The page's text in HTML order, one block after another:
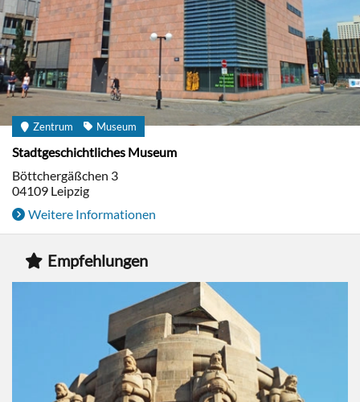
Zentrum Museum
Stadtgeschichtliches Museum
Böttchergäßchen 3
04109 Leipzig
Weitere Informationen
Empfehlungen